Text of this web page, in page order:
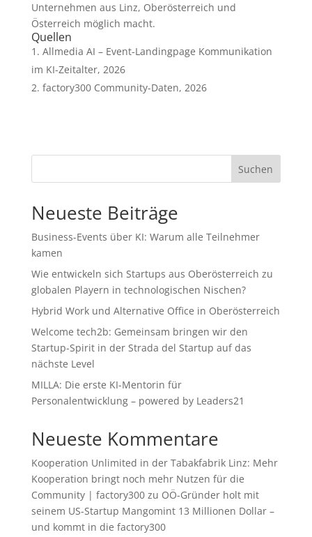
Unternehmen aus Linz, Oberösterreich und
Österreich möglich macht.
Quellen
Allmedia AI – Event-Landingpage Kommunikation
im KI-Zeitalter, 2026
factory300 Community-Daten, 2026
Suchen
Neueste Beiträge
Business-Events über KI: Warum alle Teilnehmer
kamen
Wie entwickeln sich Startups aus Oberösterreich zu
globalen Playern in technologischen Nischen?
Hybrid Work und Alternative Office in Oberösterreich
Welcome tech2b: Gemeinsam bringen wir den
Startup-Spirit in der Strada del Startup auf das
nächste Level
MILLA: Die erste KI-Mentorin für
Personalentwicklung – powered by Leaders21
Neueste Kommentare
Kooperation Unlimited in der Tabakfabrik Linz: Mehr
Kooperation bringt noch mehr Nutzen für die
Community | factory300zu OÖ-Gründer holt mit
seinem US-Startup Mangomint 13 Millionen Dollar –
und kommt in die factory300